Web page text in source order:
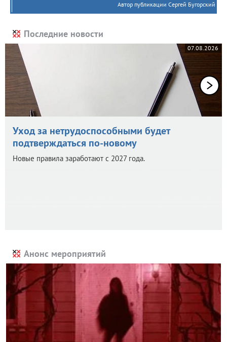
Автор публикации Сергей Бугорский
Последние новости
07.08.2026
Уход за нетрудоспособными будет
подтверждаться по-новому
Новые правила заработают с 2027 года.
Анонс мероприятий